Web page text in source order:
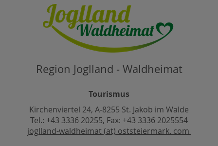
Region Joglland - Waldheimat
Tourismus
Kirchenviertel 24, A-8255 St. Jakob im Walde
Tel.: +43 3336 20255, Fax: +43 3336 2025554
joglland-waldheimat (at) oststeiermark. com